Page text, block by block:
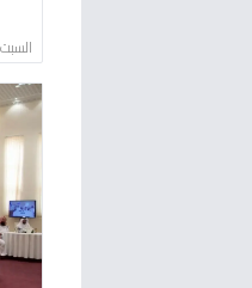
السبت, 13 يونيو